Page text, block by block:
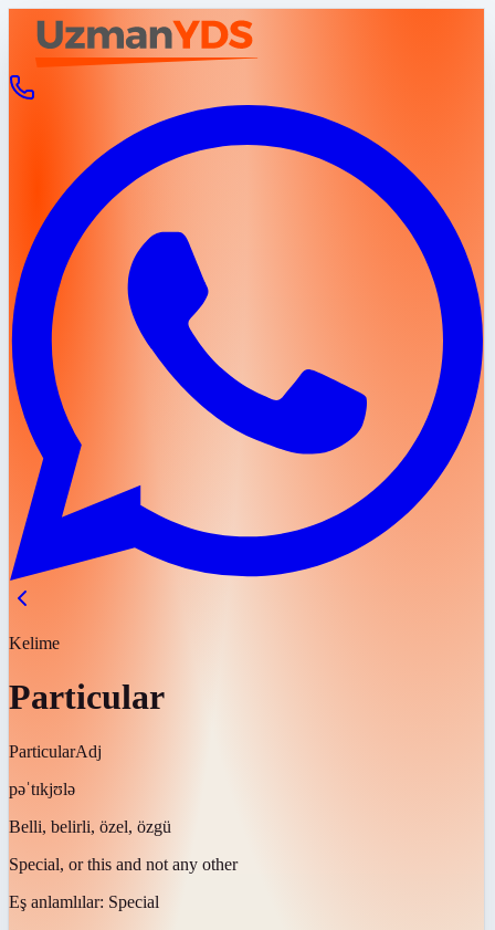
Kelime
Particular
ParticularAdj
pəˈtɪkjʊlə
Belli, belirli, özel, özgü
Special, or this and not any other
Eş anlamlılar: Special